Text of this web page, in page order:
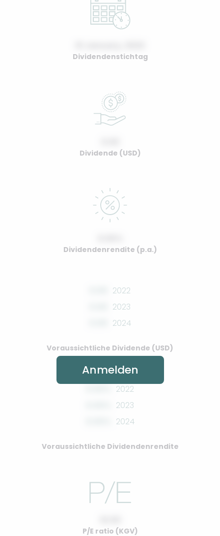
Dividendenstichtag
Dividende (USD)
Dividendenrendite (p.a.)
2022
2023
2024
Voraussichtliche Dividende (USD)
2022
2023
2024
Voraussichtliche Dividendenrendite
P/E ratio (KGV)
Anmelden